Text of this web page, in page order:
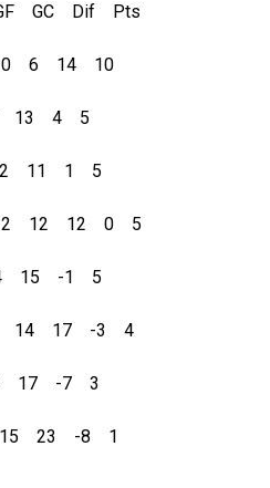
GC Dif Pts
0 6 14 10
13 4 5
11 1 5
2 12 12 0 5
15 -1 5
14 17 -3 4
17 -7 3
15 23 -8 1